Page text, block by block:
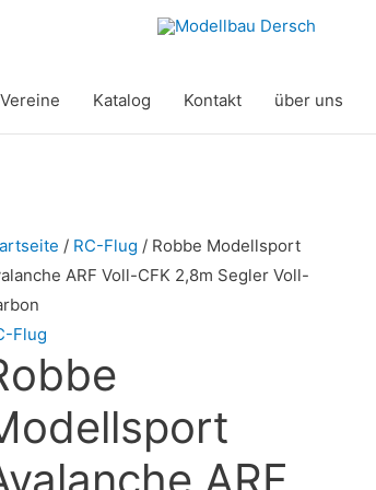
Vereine Katalog Kontakt über uns
/ RC-Flug / Robbe Modellsport
ARF Voll-CFK 2,8m Segler Voll-
Flug